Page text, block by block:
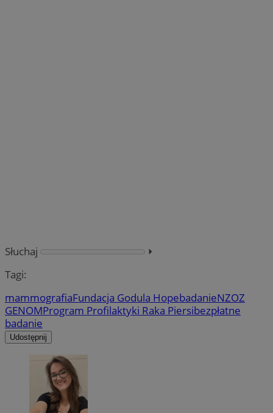
Słuchaj
⏵︎
Tagi:
mammografiaFundacja Godula HopebadanieNZOZ
GENOMProgram Profilaktyki Raka Piersibezpłatne
badanie
Udostępnij